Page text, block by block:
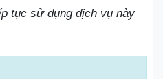
tục sử dụng dịch vụ này